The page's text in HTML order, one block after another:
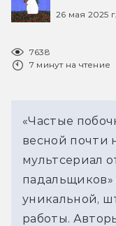
26 мая 2025 г.
7638
7 минут на чтение
«Частые
весной почти
мультсериал
падальщиков»
уникальной,
работы.